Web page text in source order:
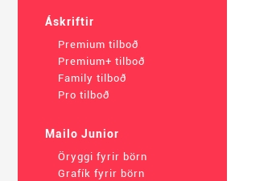
Áskriftir
Premium tilboð
Premium+ tilboð
Family tilboð
Pro tilboð
Mailo Junior
Öryggi fyrir börn
Grafík fyrir börn